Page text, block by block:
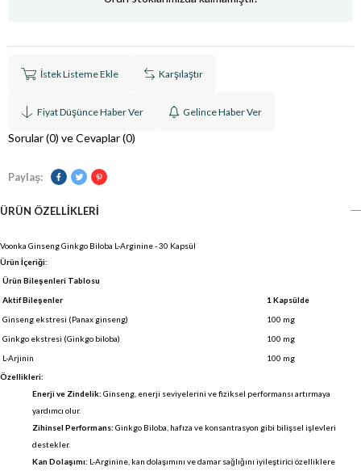
İstek Listeme Ekle Karşılaştır
Fiyat Düşünce Haber Ver Gelince Haber Ver
Sorular (0) ve Cevaplar (0)
Paylaş:
ÜRÜN ÖZELLIKLERI
Voonka Ginseng Ginkgo Biloba L-Arginine - 30 Kapsül
Ürün İçeriği:
Ürün Bileşenleri Tablosu
Aktif Bileşenler
1 Kapsülde
Ginseng ekstresi (Panax ginseng)
100 mg
Ginkgo ekstresi (Ginkgo biloba)
100 mg
L-Arjinin
100 mg
Özellikleri:
Enerji ve Zindelik: Ginseng, enerji seviyelerini ve fiziksel performansı artırmaya
yardımcı olur.
Zihinsel Performans: Ginkgo Biloba, hafıza ve konsantrasyon gibi bilişsel işlevleri
destekler.
Kan Dolaşımı: L-Arginine, kan dolaşımını ve damar sağlığını iyileştirici özelliklere